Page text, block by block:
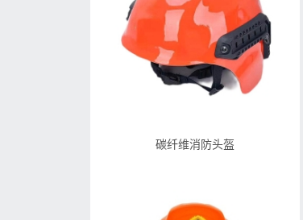
碳纤维消防头盔